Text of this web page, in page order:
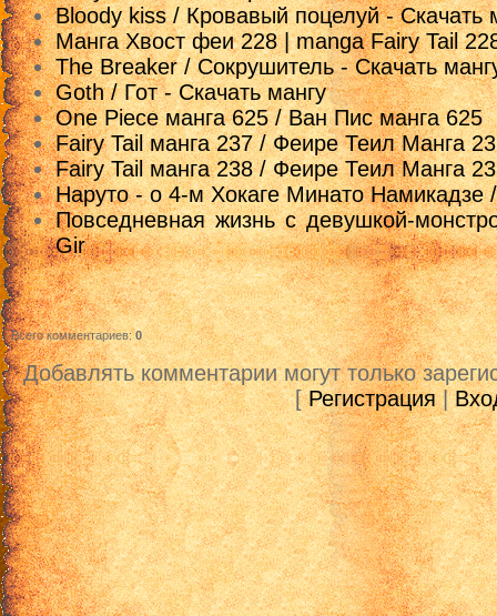
Bloody kiss / Кровавый поцелуй - Скачать
Манга Хвост феи 228 | manga Fairy Tail
The Breaker / Сокрушитель - Скачать
Goth / Гот - Скачать мангу
One Piece манга 625 / Ван Пис манга 625
Fairy Tail манга 237 / Феире Теил Манга
Fairy Tail манга 238 / Феире Теил Манга
Наруто - о 4-м Хокаге Минато Намикадзе
Повседневная жизнь с девушкой-
Gir
Всего комментариев:0
Добавлять комментарии могут только
[Регистрация|